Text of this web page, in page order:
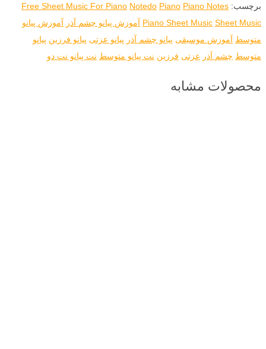
برچسب: Free Sheet Music For Piano Notedo Piano Piano Notes
Piano Sheet Music Sheet Music آموزش پیانو چشم آذر آموزش پیانو
متوسط آموزش موسیقی پیانو چشم آذر پیانو عزتی پیانو فرزین پیانو
متوسط چشم آذر عزتی فرزین نت پیانو متوسط نت پیانو نت دو
محصولات مشابه